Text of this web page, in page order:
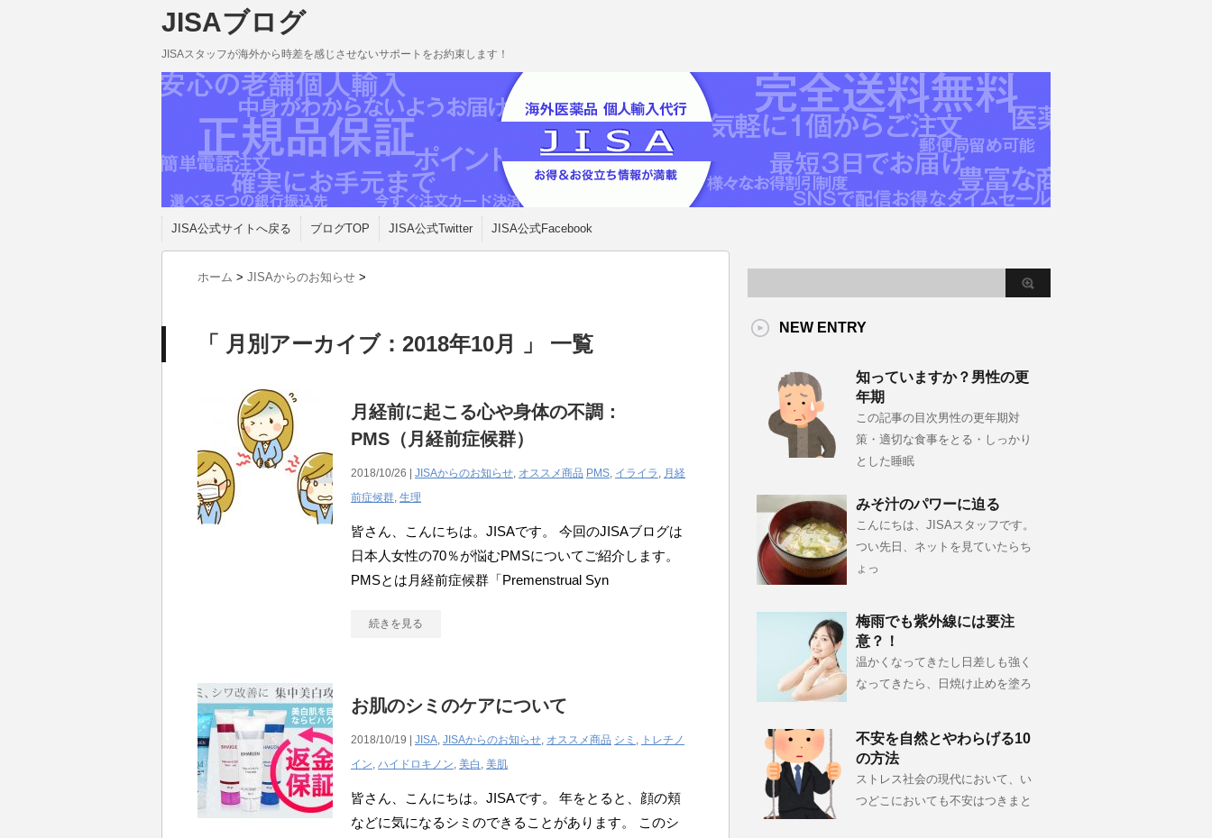
JISAブログ
JISAスタッフが海外から時差を感じさせないサポートをお約束します！
JISA公式サイトへ戻る ブログTOP JISA公式Twitter JISA公式Facebook
ホーム > JISAからのお知らせ >
「 月別アーカイブ：2018年10月 」 一覧
月経前に起こる心や身体の不調：
PMS（月経前症候群）
2018/10/26 | JISAからのお知らせ, オススメ商品 PMS, イライラ , 月経
前症候群, 生理
皆さん、こんにちは。JISAです。 今回のJISAブログは
日本人女性の70％が悩むPMSについてご紹介します。
PMSとは月経前症候群「Premenstrual Syn
続きを見る
お肌のシミのケアについて
2018/10/19 | JISA, JISAからのお知らせ, オススメ商品 シミ , トレチノ
イン, ハイドロキノン, 美白 , 美肌
皆さん、こんにちは。JISAです。 年をとると、顔の頬
などに気になるシミのできることがあります。 このシ
NEW ENTRY
知っていますか？男性の更
年期
この記事の目次男性の更年期対
策・適切な食事をとる・しっかり
とした睡眠
みそ汁のパワーに迫る
こんにちは、JISAスタッフです。
つい先日、ネットを見ていたらち
ょっ
梅雨でも紫外線には要注
意？！
温かくなってきたし日差しも強く
なってきたら、日焼け止めを塗ろ
不安を自然とやわらげる10
の方法
ストレス社会の現代において、い
つどこにおいても不安はつきまと